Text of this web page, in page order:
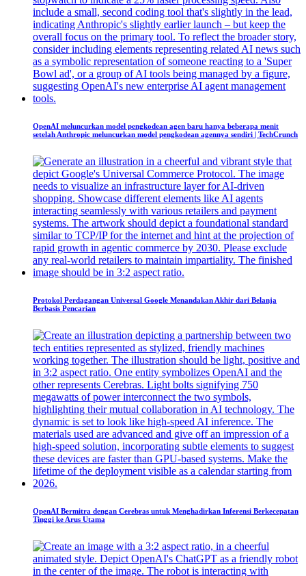
OpenAI meluncurkan model pengkodean agen baru hanya beberapa menit
setelah Anthropic meluncurkan model pengkodean agennya sendiri | TechCrunch
Protokol Perdagangan Universal Google Menandakan Akhir dari Belanja
Berbasis Pencarian
OpenAI Bermitra dengan Cerebras untuk Menghadirkan Inferensi Berkecepatan
Tinggi ke Arus Utama